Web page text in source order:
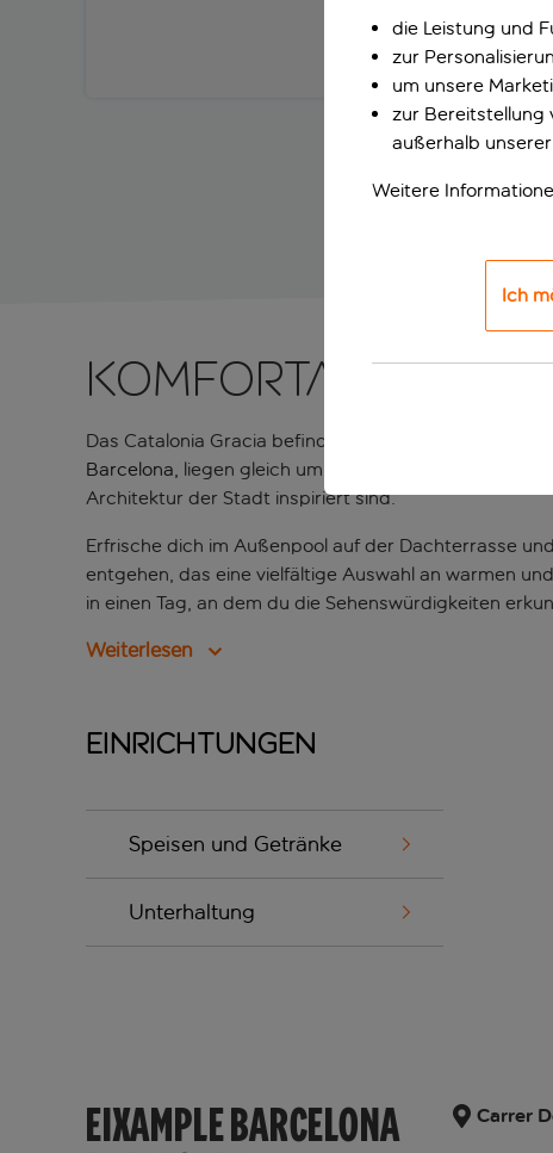
Komfortable
Das Catalonia Gracia befindet sich mitten im Herzen
Barcelona, liegen gleich um die Ecke. Freue dich auf
Architektur der Stadt inspiriert sind.
Erfrische dich im Außenpool auf der Dachterrasse
entgehen, das eine vielfältige Auswahl an warmen
in einen Tag, an dem du die Sehenswürdigkeiten
Weiterlesen
Einrichtungen
Speisen und Getränke
Unterhaltung
EIXAMPLE BARCELONA Carrer
die Leistung und
zur
um unsere
zur Bereitstellung
außerhalb
Weitere
Ich